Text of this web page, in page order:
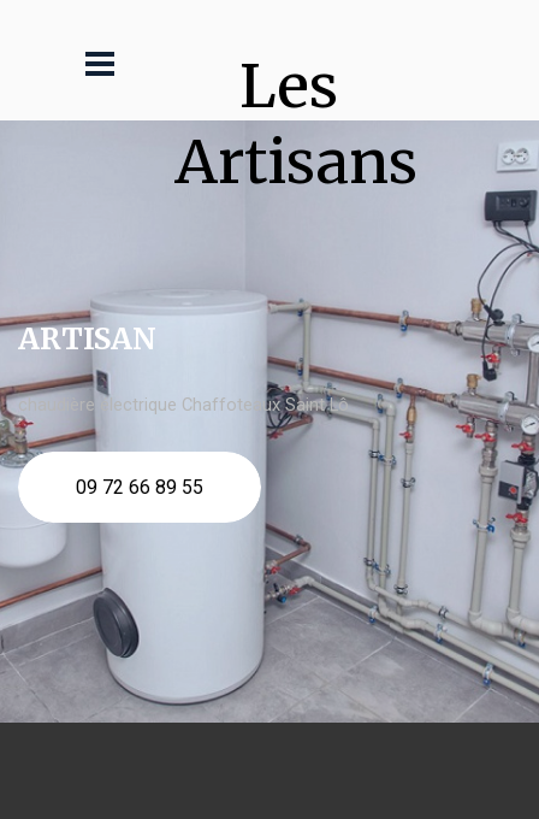
Les
Artisans
ARTISAN
chaudière électrique Chaffoteaux Saint Lô
09 72 66 89 55